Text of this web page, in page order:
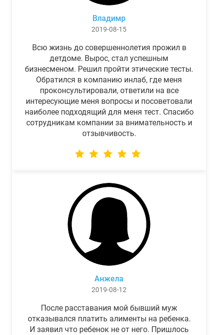
Владимр
2019-08-15
Всю жизнь до совершеннолетия прожил в
детдоме. Вырос, стал успешным
бизнесменом. Решил пройти этические тесты.
Обратился в компанию инлаб, где меня
проконсультировали, ответили на все
интересующие меня вопросы и посоветовали
наиболее подходящий для меня тест. Спасибо
сотрудникам компании за внимательность и
отзывчивость.
Анжела
2019-08-12
После расставания мой бывший муж
отказывался платить алименты на ребенка.
И заявил что ребенок не от него. Пришлось